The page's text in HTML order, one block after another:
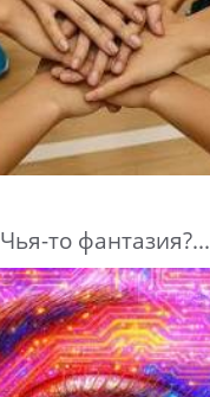
Чья-то фантазия?...